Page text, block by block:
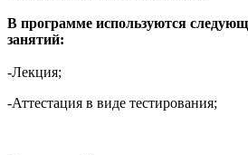
В программе используются
занятий:
-Лекция;
-Аттестация в виде тестирования;